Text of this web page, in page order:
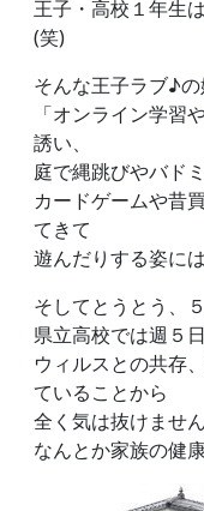
王子・高校１年生
(笑)
そんな王子ラブ♪の
「オンライン学習
誘い、
庭で縄跳びやバド
カードゲームや昔
てきて
遊んだりする姿に
そしてとうとう、
県立高校では週５
ウィルスとの共存
ていることから
全く気は抜けません
なんとか家族の健